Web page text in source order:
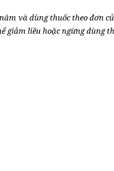
và dùng thuốc theo đơn
giảm liều hoặc ngừng dùng